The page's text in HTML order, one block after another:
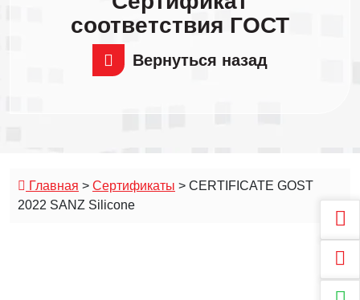
соответствия ГОСТ
Вернуться назад
Главная > Сертификаты > CERTIFICATE GOST
2022 SANZ Silicone